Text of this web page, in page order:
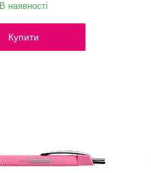
В наявності
Купити